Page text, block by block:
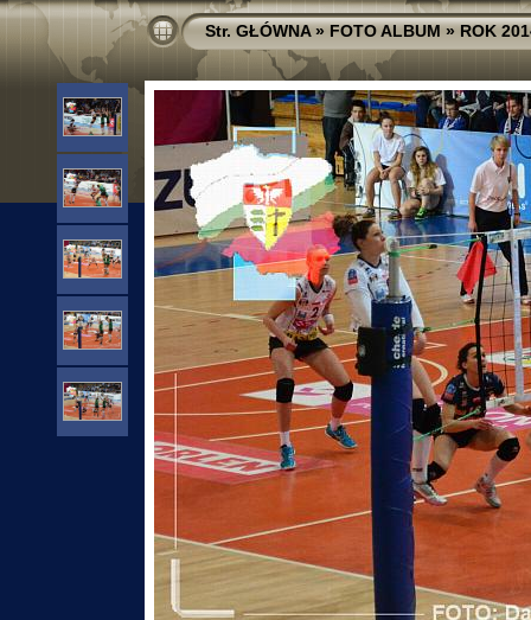
Str. GŁÓWNA»FOTO ALBUM»ROK